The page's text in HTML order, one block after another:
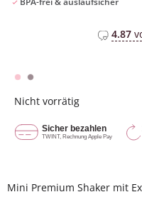
4.87
Nicht vorrätig
Mini Premium Shaker mit